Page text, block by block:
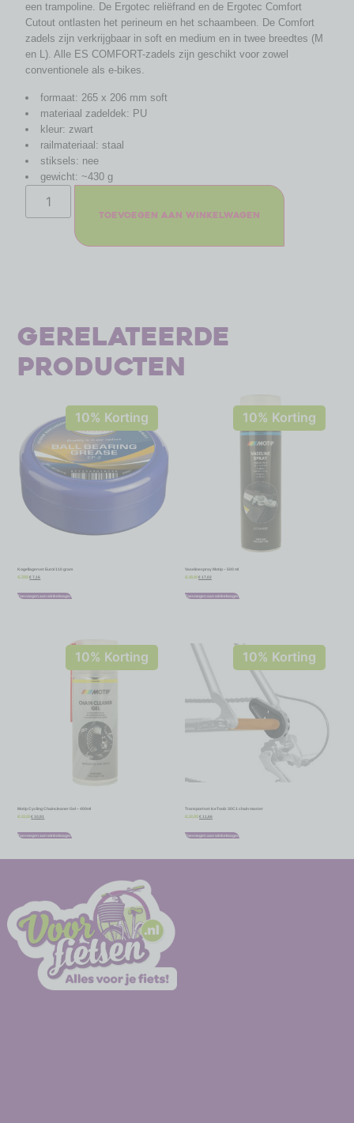
een trampoline. De Ergotec reliëfrand en de Ergotec Comfort
Cutout ontlasten het perineum en het schaambeen. De Comfort
zadels zijn verkrijgbaar in soft en medium en in twee breedtes (M
en L). Alle ES COMFORT-zadels zijn geschikt voor zowel
conventionele als e-bikes.
formaat: 265 x 206 mm soft
materiaal zadeldek: PU
kleur: zwart
railmateriaal: staal
stiksels: nee
gewicht: ~430 g
Toevoegen aan winkelwagen
Gerelateerde
producten
10% Korting
Kogellagervet Eurol 110 gram
€7,95 € 7,16
Toevoegen aan winkelwagen
10% Korting
Vaselinespray Motip – 500 ml
€ 18,91 € 17,02
Toevoegen aan winkelwagen
10% Korting
Motip Cycling Chaincleaner Gel – 400ml
€12,12 € 10,91
Toevoegen aan winkelwagen
10% Korting
Transportset IceToolz 30C1 chain master
€ 12,95 € 11,66
Toevoegen aan winkelwagen